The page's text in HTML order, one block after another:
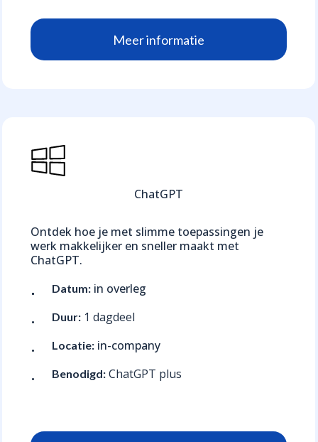
Meerinformatie
ChatGPT
Ontdek hoe je met slimme toepassingen je
werk makkelijker en sneller maakt met
ChatGPT.
Datum: in overleg
Duur: 1 dagdeel
Locatie: in-company
Benodigd: ChatGPT plus